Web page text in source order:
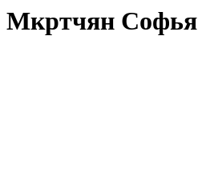
Мкртчян Софья